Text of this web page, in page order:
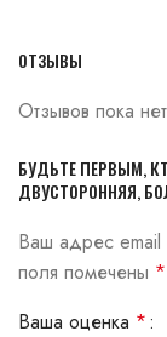
ОТЗЫВЫ
Отзывов пока
БУДЬТЕ ПЕРВЫМ,
ДВУСТОРОННЯЯ,
Ваш адрес email
поля помечены *
Ваша оценка *